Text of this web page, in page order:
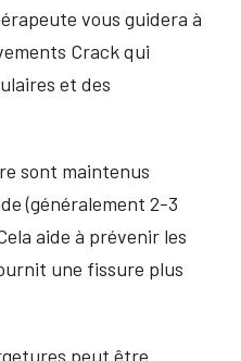
vous guidera à
Crack qui
et des
sont maintenus
(généralement 2-3
aide à prévenir les
une fissure plus
peut être